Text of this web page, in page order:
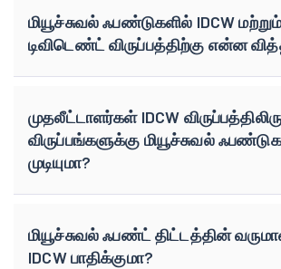
மியூச்சுவல் ஃபண்டுகளில் IDCW
டிவிடெண்ட் விருப்பத்திற்கு என்ன
முதலீட்டாளர்கள் IDCW
விருப்பங்களுக்கு மியூச்சுவல்
முடியுமா?
மியூச்சுவல் ஃபண்ட் திட்டத்தின்
IDCW பாதிக்குமா?